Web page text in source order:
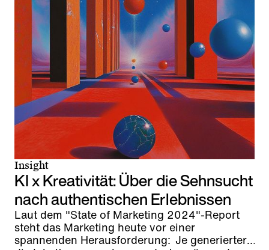
Insight
KI x Kreativität: Über die Sehnsucht
nach authentischen Erlebnissen
Laut dem "State of Marketing 2024"-Report
steht das Marketing heute vor einer
spannenden Herausforderung: Je generierter